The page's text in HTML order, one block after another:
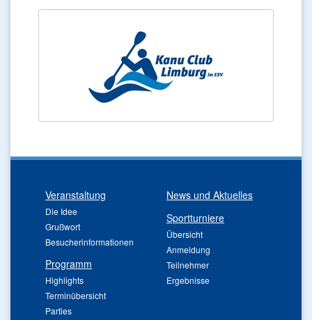
Veranstaltung
Die Idee
Grußwort
Besucherinformationen
Programm
Highlights
Terminübersicht
Parties
News und Aktuelles
Sportturniere
Übersicht
Anmeldung
Teilnehmer
Ergebnisse